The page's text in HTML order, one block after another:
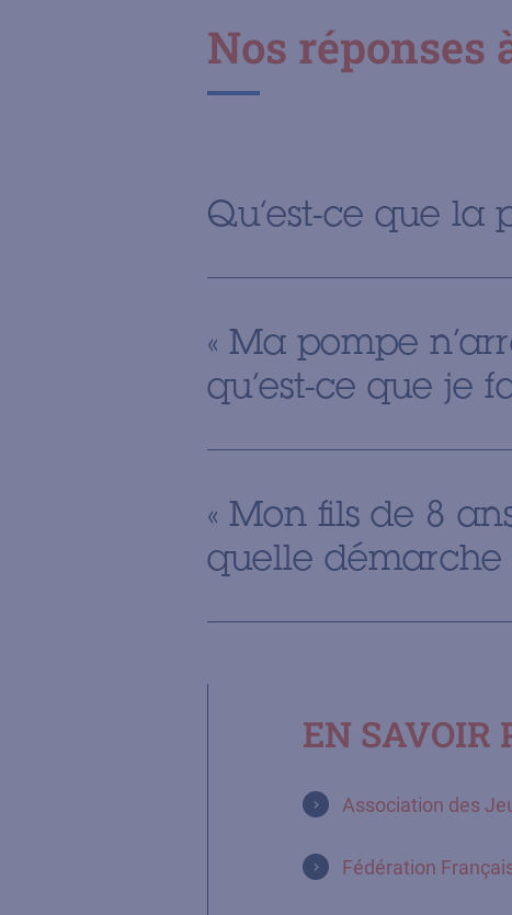
Nos réponses
Qu’est-ce que la
« Ma pompe
qu’est-ce que je
« Mon fils de 8
quelle démarche
EN SAVOIR
Association des
Fédération